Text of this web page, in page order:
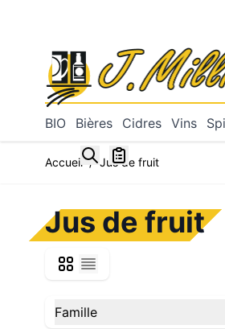
BIO Bières Cidres Vins
Accueil / Jus de fruit
Jus de fruit
Grille
Liste
Skip to product list
Famille